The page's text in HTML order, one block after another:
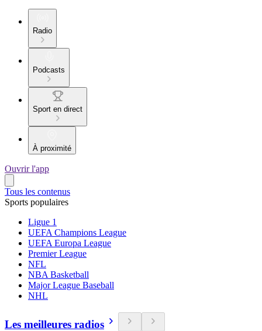
Radio
Podcasts
Sport en direct
À proximité
Ouvrir l'app
Tous les contenus
Sports populaires
Ligue 1
UEFA Champions League
UEFA Europa League
Premier League
NFL
NBA Basketball
Major League Baseball
NHL
Les meilleures radios